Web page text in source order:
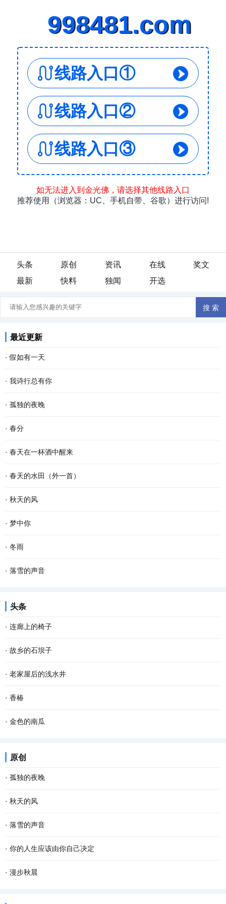
头条 原创 资讯 在线
奖文
最新
快料 独闻 开选
最近更新
·假如有一天
假如有一天， 我变成了一阵风， 我会轻柔的吹过游子的脸庞， 像母
亲般抚慰他漂泊的心灵。 假如有一天， 我变成了一场雨， 我会尽情
的浇灌久旱的粮田， 让干涸的良苗尽情享受绵绵...
· 我诗行总有你
还是喜欢清晨醒来 品一首诗读出相遇 倾听你那温暖的呼吸 我的文字
带孤独治愈 是否将你旋入相思的诗章 读出缺爱的默契 寻找从云端酝
酿已久相惜 生命中那人，会不会把我弄丢？ 这...
· 孤独的夜晚
这个夜晚我又孤独了 从没想过 会离幸福这么遥远 当我疲惫不堪时 站
在皎洁的月亮下 被风呛得咳嗽了数声 遥远的 我仿佛看见了 依稀中你
久违的笑容 这个夜晚好像有了 记忆里的流浪...
· 春分
春分 一位季节的仙子 拽着暖暖的春风 蓬勃着生命的气息 撒一路芬芳
款款地走来 春风敲醒冰封的泥土 苏醒了沉睡的种子 一种力量在酥软
的泥土里萌动 一个希望在春光里勃发 萌发生长...
· 春天在一杯酒中醒来
杯斟满，等一场空 静。漏水的时间 放养一池蛙鸣 征途，在爹的目光
里 安慰，娘的一声叹息 青花在杯里 扶起那个弹琴的人 风在弦上，等
雪落故道 如果仰望是一次突围 咽不下的那滴泪...
· 春天的水田（外一首）
春天的水田里， 禾苗怀抱农夫的希望，孕育夏日的稻香； 柳条喜欢伸
手去拨沟渠里的水； 我用力闻挨着草地疯长的婆婆纳草。 幸运的话，
隔着几个“田块”相框，能遇到十几只白鹭立...
· 秋天的风
秋天的风 相对于夏天的风 多了一丝凉意 相对于冬天的风 又多了些许
温存 而相对于春天的风 却多了几分萧瑟和寂寥 秋天的风宛如一支孩
童的画笔 为世界增添了几笔浓浓的色彩 那火红...
· 梦中你
在梦中 我乘风驾云而来 手捧着鲜花 寻找情窦初开的你 在那童话般的
世界 美丽的鲜花散发出芬芳 只为等你 给出一季的火红 你低头时的温
· 冬雨
撑着一把花蓝伞 走在无人的街上 左手握着冷风，右手牵着寒雨 和孤
· 落雪的声音
头条
· 连廊上的椅子
在家具中我偏爱椅子。逢到一张看上去舒服又式样殊别的椅子，我便
想把它请入家中；若是幸遇一把古意盈然的老椅子就更想拥有；当然
这样的椅子已经不是用来坐的，而是摆放在那里...
· 故乡的石坝子
说起坝子，在云贵高原是土壤肥沃、灌溉便利的平原地带。在江津，
坝子即晒坝，就是专门晒粮食的场地，有用石灰或者水泥铺在泥地上
平整的坝子，也有天然的晒场。江津多是连绵起...
· 老家屋后的浅水井
每次回到山圪崂里的化庙老家，当我情不自禁地去看屋后那口井时，
它，也像一只苍老的眼睛，在和我默默对视。那眼神，平淡而落寞，
· 香椿
晚饭。 夫人上席，小姐坐夫人对面，香椿站一边。老爷走后，到了饭
· 金色的南瓜
原创
· 孤独的夜晚
这个夜晚我又孤独了 从没想过 会离幸福这么遥远 当我疲惫不堪时 站
在皎洁的月亮下 被风呛得咳嗽了数声 遥远的 我仿佛看见了 依稀中你
久违的笑容 这个夜晚好像有了 记忆里的流浪...
· 秋天的风
秋天的风 相对于夏天的风 多了一丝凉意 相对于冬天的风 又多了些许
温存 而相对于春天的风 却多了几分萧瑟和寂寥 秋天的风宛如一支孩
童的画笔 为世界增添了几笔浓浓的色彩 那火红...
· 落雪的声音
雪花把诗歌写给冬天 大地打开一个明快的季节 屋顶瓦片浑然一色 万
物吟唱同一首童谣 一次次聆听冬的心跳 开阔的田野自由自在地呼吸
· 你的人生应该由你自己决定
看过一段话：“这个世界，没有任何一条规定，要你必须温柔开朗，要
· 漫步秋晨